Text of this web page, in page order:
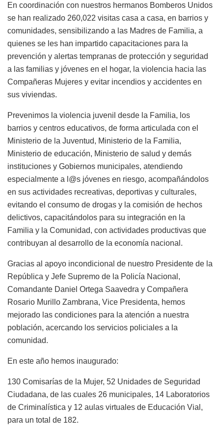
En coordinación con nuestros hermanos Bomberos Unidos
se han realizado 260,022 visitas casa a casa, en barrios y
comunidades, sensibilizando a las Madres de Familia, a
quienes se les han impartido capacitaciones para la
prevención y alertas tempranas de protección y seguridad
a las familias y jóvenes en el hogar, la violencia hacia las
Compañeras Mujeres y evitar incendios y accidentes en
sus viviendas.
Prevenimos la violencia juvenil desde la Familia, los
barrios y centros educativos, de forma articulada con el
Ministerio de la Juventud, Ministerio de la Familia,
Ministerio de educación, Ministerio de salud y demás
instituciones y Gobiernos municipales, atendiendo
especialmente a l@s jóvenes en riesgo, acompañándolos
en sus actividades recreativas, deportivas y culturales,
evitando el consumo de drogas y la comisión de hechos
delictivos, capacitándolos para su integración en la
Familia y la Comunidad, con actividades productivas que
contribuyan al desarrollo de la economía nacional.
Gracias al apoyo incondicional de nuestro Presidente de la
República y Jefe Supremo de la Policía Nacional,
Comandante Daniel Ortega Saavedra y Compañera
Rosario Murillo Zambrana, Vice Presidenta, hemos
mejorado las condiciones para la atención a nuestra
población, acercando los servicios policiales a la
comunidad.
En este año hemos inaugurado:
130 Comisarías de la Mujer, 52 Unidades de Seguridad
Ciudadana, de las cuales 26 municipales, 14 Laboratorios
de Criminalística y 12 aulas virtuales de Educación Vial,
para un total de 182.